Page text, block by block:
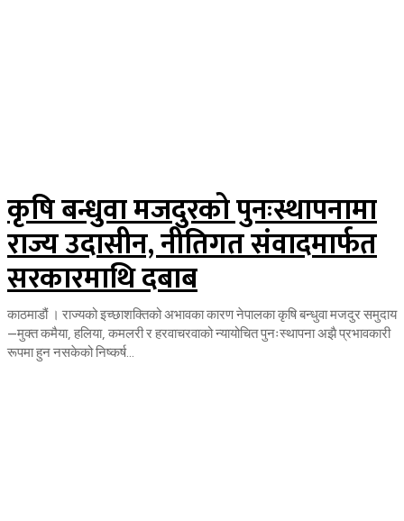
कृषि बन्धुवा मजदुरको पुनःस्थापनामा
राज्य उदासीन, नीतिगत संवादमार्फत
सरकारमाथि दबाब
काठमाडौं । राज्यको इच्छाशक्तिको अभावका कारण नेपालका कृषि बन्धुवा मजदुर समुदाय
—मुक्त कमैया, हलिया, कमलरी र हरवाचरवाको न्यायोचित पुनःस्थापना अझै प्रभावकारी
रूपमा हुन नसकेको निष्कर्ष...